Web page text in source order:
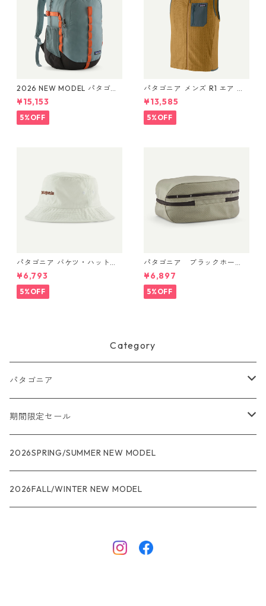
2026 NEW MODEL パタゴニ
ア レフュジオ・デイパック 2
6L Blue Sage 47914 Patagon
ia Refugio Daypack 26L 日
本正規品
¥15,153
5%OFF
パタゴニア メンズ R1 エア ベ
スト 40285 Bobcat Brown
¥13,585
5%OFF
パタゴニア バケツ・ハット 3
3595 Text Logo: Birch Whit
e
¥6,793
5%OFF
パタゴニア ブラックホー
ル・キューブ 6L (カラー We
athered Stone) Patagonia B
lack Hole® Cube 6L 日本正規
品 製品番号 49367
¥6,897
5%OFF
Category
パタゴニア
メンズ
R1
R1エア
ウィメンズ
R1
ジャケット・アウター
期間限定セール
★★★
レインウェアー
2026SPRING/SUMMER NEW MODEL
2026FALL/WINTER NEW MODEL